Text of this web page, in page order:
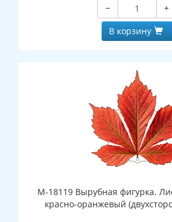
−
+
В корзину
М-18119 Вырубная фигурка.
красно-оранжевый